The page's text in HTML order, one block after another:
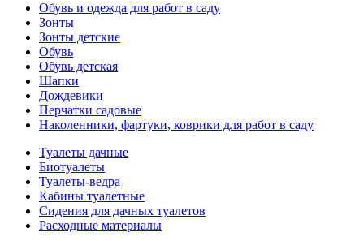
Обувь и одежда для работ в саду
Зонты
Зонты детские
Обувь
Обувь детская
Шапки
Дождевики
Перчатки садовые
Наколенники, фартуки, коврики для работ в саду
Туалеты дачные
Биотуалеты
Туалеты-ведра
Кабины туалетные
Сидения для дачных туалетов
Расходные материалы